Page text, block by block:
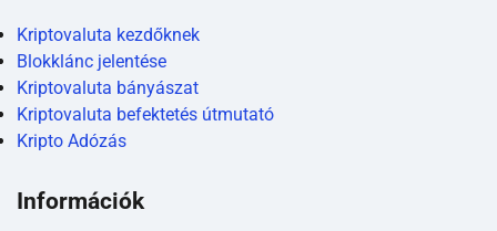
Kriptovaluta kezdőknek
Blokklánc jelentése
Kriptovaluta bányászat
Kriptovaluta befektetés útmutató
Kripto Adózás
Információk